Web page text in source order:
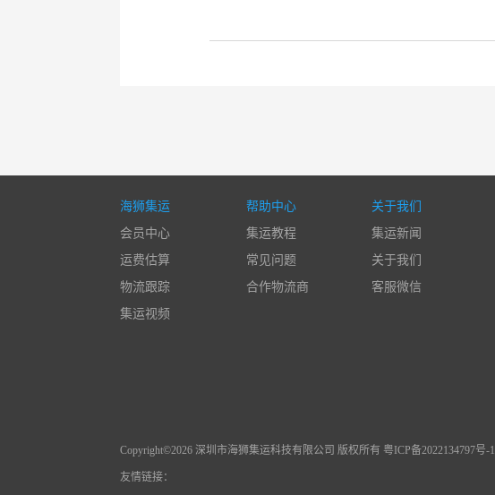
海狮集运
会员中心
运费估算
物流跟踪
集运视频
帮助中心
集运教程
常见问题
合作物流商
关于我们
集运新闻
关于我们
客服微信
Copyright©2026 深圳市海狮集运科技有限公司 版权所有 粤ICP备2022134797号-1
友情链接：